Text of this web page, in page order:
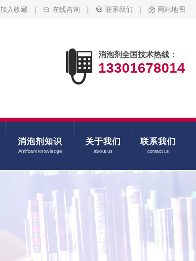
加入收藏 ｜ 在线咨询 ｜ 联系我们 ｜ 网站地图
消泡剂全国技术热线：
13301678014
消泡剂知识
Antifoam knowledge
关于我们
about us
联系我们
contact us